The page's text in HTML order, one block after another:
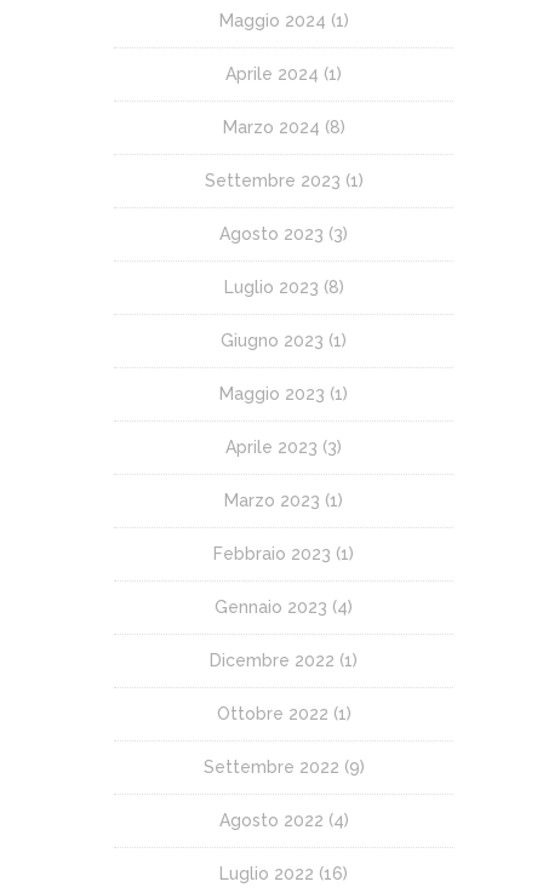
Maggio 2024 (1)
Aprile 2024 (1)
Marzo 2024 (8)
Settembre 2023 (1)
Agosto 2023 (3)
Luglio 2023 (8)
Giugno 2023 (1)
Maggio 2023 (1)
Aprile 2023 (3)
Marzo 2023 (1)
Febbraio 2023 (1)
Gennaio 2023 (4)
Dicembre 2022 (1)
Ottobre 2022 (1)
Settembre 2022 (9)
Agosto 2022 (4)
Luglio 2022 (16)